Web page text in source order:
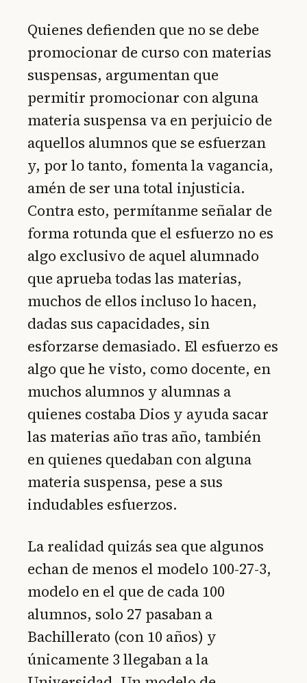
Quienes defienden que no se debe
promocionar de curso con materias
suspensas, argumentan que
permitir promocionar con alguna
materia suspensa va en perjuicio de
aquellos alumnos que se esfuerzan
y, por lo tanto, fomenta la vagancia,
amén de ser una total injusticia.
Contra esto, permítanme señalar de
forma rotunda que el esfuerzo no es
algo exclusivo de aquel alumnado
que aprueba todas las materias,
muchos de ellos incluso lo hacen,
dadas sus capacidades, sin
esforzarse demasiado. El esfuerzo es
algo que he visto, como docente, en
muchos alumnos y alumnas a
quienes costaba Dios y ayuda sacar
las materias año tras año, también
en quienes quedaban con alguna
materia suspensa, pese a sus
indudables esfuerzos.
La realidad quizás sea que algunos
echan de menos el modelo 100-27-3,
modelo en el que de cada 100
alumnos, solo 27 pasaban a
Bachillerato (con 10 años) y
únicamente 3 llegaban a la